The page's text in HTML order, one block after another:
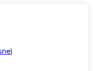
)